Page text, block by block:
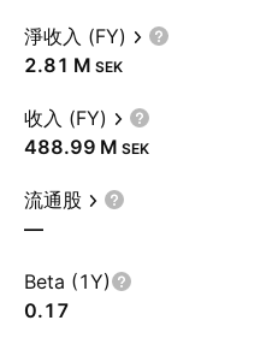
淨收入 (FY)
‪2.81 M‬ SEK
收入 (FY)
‪488.99 M‬ SEK
流通股
—
Beta (1Y)
0.17